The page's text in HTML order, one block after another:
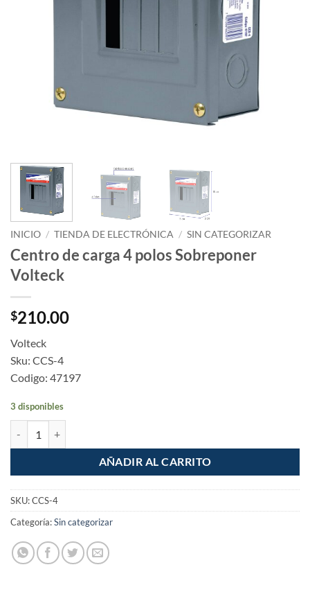
INICIO / TIENDA DE ELECTRÓNICA / SIN CATEGORIZAR
Centro de carga 4 polos Sobreponer
Volteck
$210.00
Volteck
Sku: CCS-4
Codigo: 47197
3 disponibles
AÑADIR AL CARRITO
SKU:CCS-4
Categoría:Sin categorizar